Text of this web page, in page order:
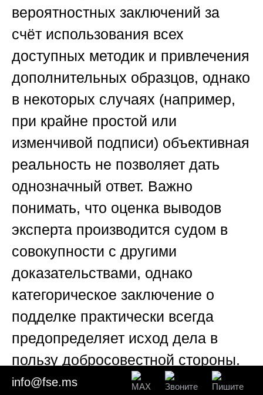
вероятностных заключений за
счёт использования всех
доступных методик и привлечения
дополнительных образцов, однако
в некоторых случаях (например,
при крайне простой или
изменчивой подписи) объективная
реальность не позволяет дать
однозначный ответ. Важно
понимать, что оценка выводов
эксперта производится судом в
совокупности с другими
доказательствами, однако
категорическое заключение о
подделке практически всегда
предопределяет исход дела в
пользу добросовестной стороны.
info@fse.ms